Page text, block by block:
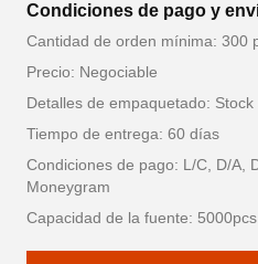
Condiciones de pago y
Cantidad de orden mínima: 300
Precio: Negociable
Detalles de empaquetado: Stock
Tiempo de entrega: 60 días
Condiciones de pago: L/C, D/A,
Moneygram
Capacidad de la fuente: